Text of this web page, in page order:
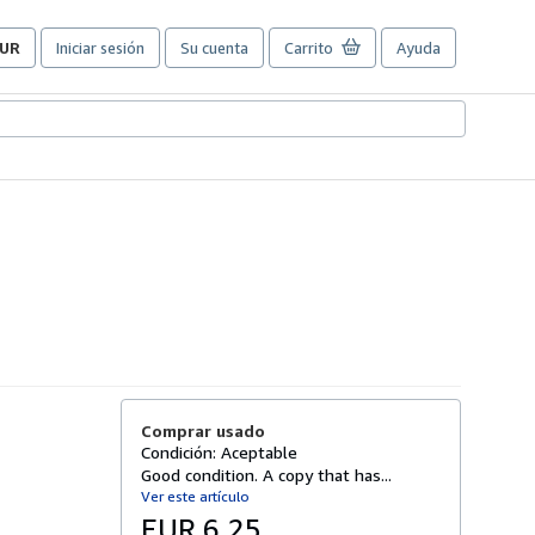
Iniciar sesión Su cuenta Carrito Ayuda
Comprar usado
Condición: Aceptable
Good condition. A copy that has...
Ver este artículo